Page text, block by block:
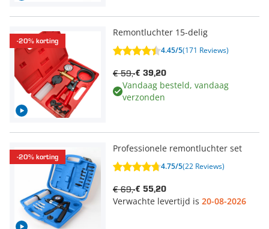
-20% korting
Remontluchter 15-delig
4.45/5(171 Reviews)
€ 39,20
€ 59,-
Vandaag besteld, vandaag
verzonden
-20% korting
Professionele remontluchter set
4.75/5(22 Reviews)
€ 55,20
€ 69,-
Verwachte levertijd is 20-08-2026